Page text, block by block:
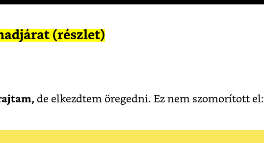
(részlet)
de elkezdtem öregedni. Ez nem szomorított el: